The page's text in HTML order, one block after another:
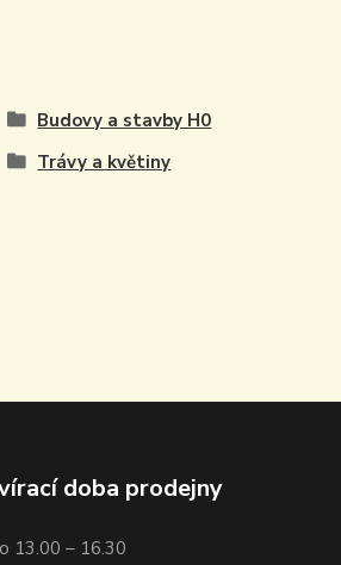
Budovy a stavby H0
Trávy a květiny
doba prodejny
13.00 – 16.30